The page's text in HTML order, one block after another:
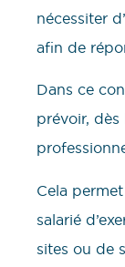
nécessiter
afin de
Dans ce
prévoir,
Cela
salarié
sites ou de